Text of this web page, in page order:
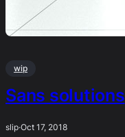
wip
Sans solutions
slip·Oct 17, 2018